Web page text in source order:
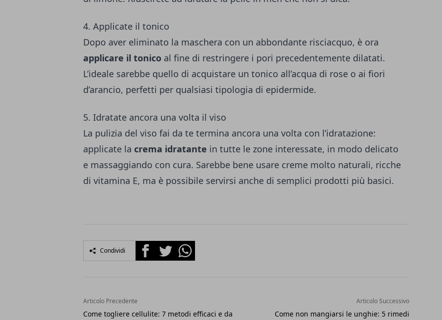
4. Applicate il tonico
Dopo aver eliminato la maschera con un abbondante risciacquo, è ora
applicare il tonico al fine di restringere i pori precedentemente dilatati.
L’ideale sarebbe quello di acquistare un tonico all’acqua di rose o ai fiori
d’arancio, perfetti per qualsiasi tipologia di epidermide.
5. Idratate ancora una volta il viso
La pulizia del viso fai da te termina ancora una volta con l’idratazione:
applicate la crema idratante in tutte le zone interessate, in modo delicato
e massaggiando con cura. Sarebbe bene usare creme molto naturali, ricche
di vitamina E, ma è possibile servirsi anche di semplici prodotti più basici.
Condividi FacebookTwitterWhatsapp
Articolo Precedente
Come togliere cellulite: 7 metodi efficaci e da
Articolo Successivo
Come non mangiarsi le unghie: 5 rimedi